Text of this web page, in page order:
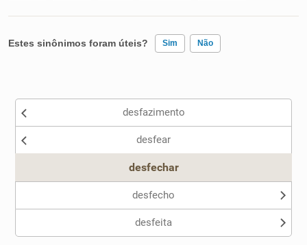
Estes sinônimos foram úteis? Sim Não
Nenhum dos sinônimos apresentados me ajudou
desfazimento
desfear
desfechar
desfecho
desfeita